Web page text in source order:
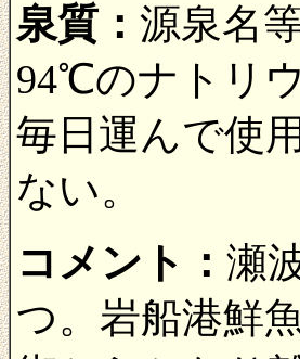
泉質： 源泉名
94℃のナトリ
毎日運んで使
ない。
コメント： 瀬
つ。岩船港鮮